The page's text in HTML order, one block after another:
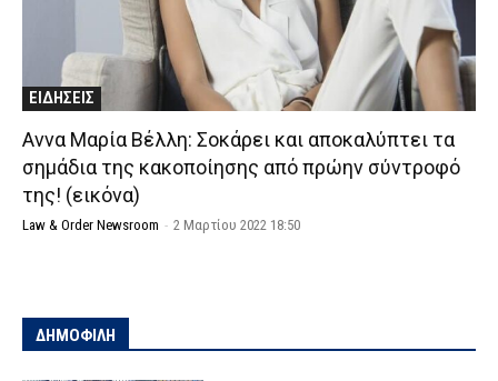
ΕΙΔΗΣΕΙΣ
Αννα Μαρία Βέλλη: Σοκάρει και αποκαλύπτει τα
σημάδια της κακοποίησης από πρώην σύντροφό
της! (εικόνα)
Law & Order Newsroom - 2 Μαρτίου 2022 18:50
ΔΗΜΟΦΙΛΗ